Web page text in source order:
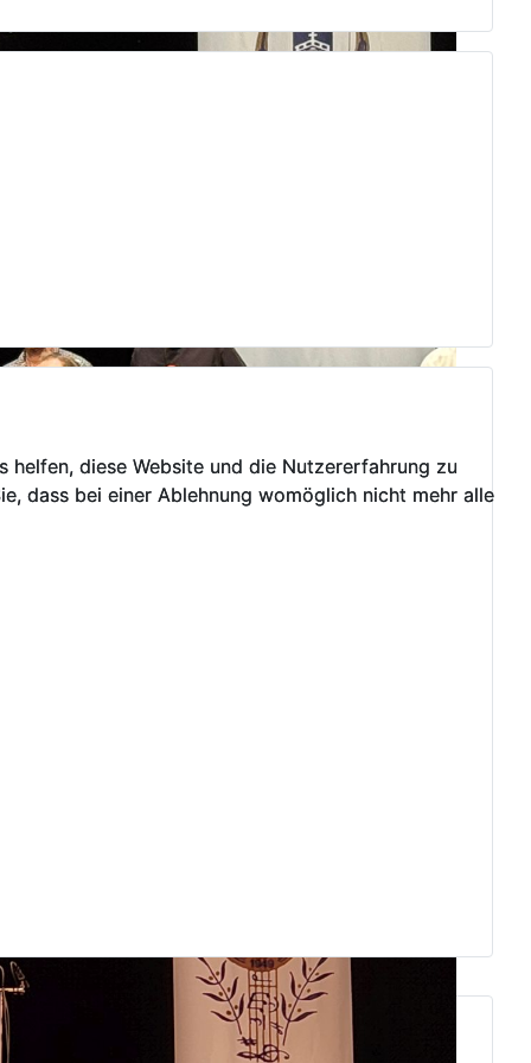
helfen, diese Website und die Nutzererfahrung zu
dass bei einer Ablehnung womöglich nicht mehr alle
helfen, diese Website und die Nutzererfahrung zu
dass bei einer Ablehnung womöglich nicht mehr alle